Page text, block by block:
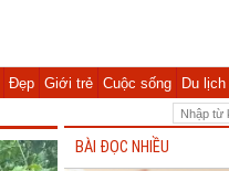
Đẹp Giới trẻ Cuộc sống Du lịch
BÀI ĐỌC NHIỀU